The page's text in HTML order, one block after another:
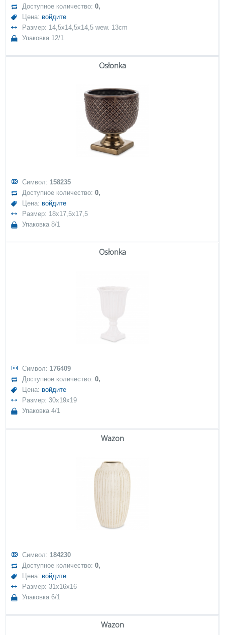
Доступное количество:0,
Цена: войдите
Размер: 14,5x14,5x14,5 wew. 13cm
Упаковка 12/1
Osłonka
Символ: 158235
Доступное количество:0,
Цена: войдите
Размер: 18x17,5x17,5
Упаковка 8/1
Osłonka
Символ: 176409
Доступное количество:0,
Цена: войдите
Размер: 30x19x19
Упаковка 4/1
Wazon
Символ: 184230
Доступное количество:0,
Цена: войдите
Размер: 31x16x16
Упаковка 6/1
Wazon